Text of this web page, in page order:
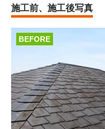
施工前、施工後写真
BEFORE